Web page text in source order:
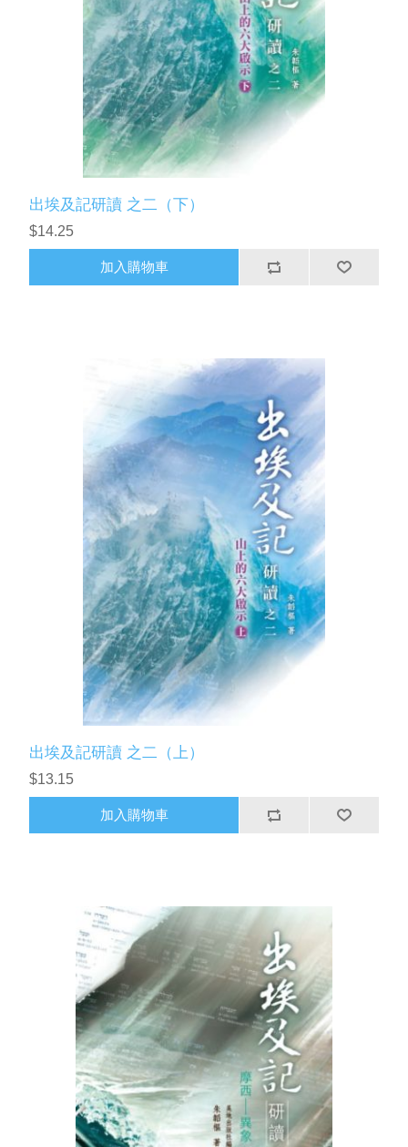
出埃及記研讀 之二（下）
$14.25
加入購物車
出埃及記研讀 之二（上）
$13.15
加入購物車